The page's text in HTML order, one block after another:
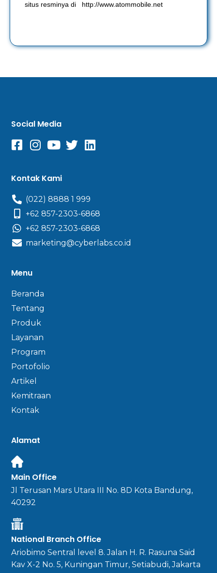
situs resminya di http://www.atommobile.net
Social Media
Kontak Kami
(022) 8888 1 999
+62 857-2303-6868
+62 857-2303-6868
marketing@cyberlabs.co.id
Menu
Beranda
Tentang
Produk
Layanan
Program
Portofolio
Artikel
Kemitraan
Kontak
Alamat
Main Office
Jl Terusan Mars Utara III No. 8D Kota Bandung,
40292
National Branch Office
Ariobimo Sentral level 8. Jalan H. R. Rasuna Said
Kav X-2 No. 5, Kuningan Timur, Setiabudi, Jakarta